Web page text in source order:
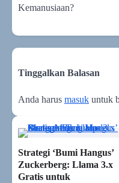
Kemanusiaan?
Tinggalkan Balasan
Anda harus masuk untuk
Strategi ‘Bumi Hangus’
Zuckerberg: Llama 3.x
Gratis untuk